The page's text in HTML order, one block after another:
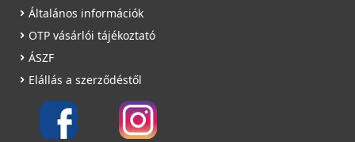
AERAULIQA ES-100 gravitációs zsalu
3 990 Ft
Általános információk
OTP vásárlói tájékoztató
ÁSZF
Elállás a szerződéstől